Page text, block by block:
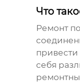
Что
Ремонт
себя